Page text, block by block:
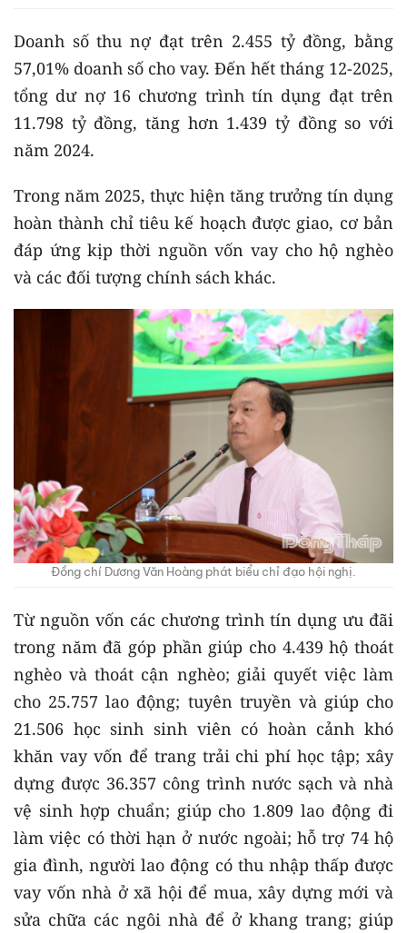
Doanh số thu nợ đạt trên 2.455 tỷ đồng, bằng
57,01% doanh số cho vay. Đến hết tháng 12-2025,
tổng dư nợ 16 chương trình tín dụng đạt trên
11.798 tỷ đồng, tăng hơn 1.439 tỷ đồng so với
năm 2024.
Trong năm 2025, thực hiện tăng trưởng tín dụng
hoàn thành chỉ tiêu kế hoạch được giao, cơ bản
đáp ứng kịp thời nguồn vốn vay cho hộ nghèo
và các đối tượng chính sách khác.
Đồng chí Dương Văn Hoàng phát biểu chỉ đạo hội nghị.
Từ nguồn vốn các chương trình tín dụng ưu đãi
trong năm đã góp phần giúp cho 4.439 hộ thoát
nghèo và thoát cận nghèo; giải quyết việc làm
cho 25.757 lao động; tuyên truyền và giúp cho
21.506 học sinh sinh viên có hoàn cảnh khó
khăn vay vốn để trang trải chi phí học tập; xây
dựng được 36.357 công trình nước sạch và nhà
vệ sinh hợp chuẩn; giúp cho 1.809 lao động đi
làm việc có thời hạn ở nước ngoài; hỗ trợ 74 hộ
gia đình, người lao động có thu nhập thấp được
vay vốn nhà ở xã hội để mua, xây dựng mới và
sửa chữa các ngôi nhà để ở khang trang; giúp